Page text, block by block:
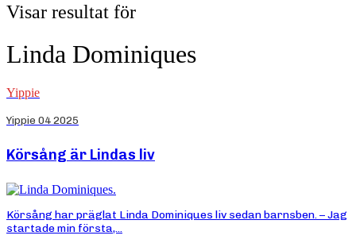
Visar resultat för
Linda Dominiques
Yippie
Yippie 04 2025
Körsång är Lindas liv
Körsång har präglat Linda Dominiques liv sedan barnsben. – Jag
startade min första,...